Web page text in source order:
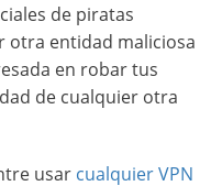
de piratas
otra entidad maliciosa
en robar tus
de cualquier otra
usar cualquier VPN